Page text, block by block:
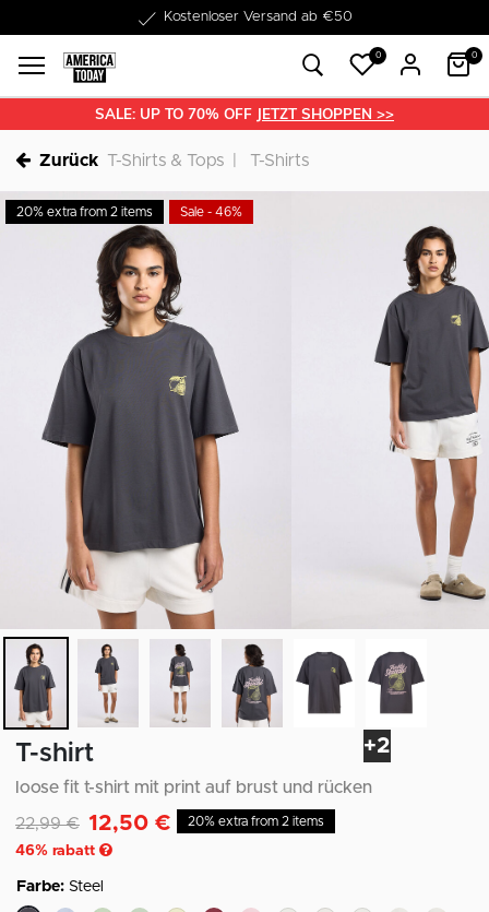
1-3 Werktage Lieferzeit
0 0
SALE: UP TO 70% OFF JETZT SHOPPEN >>
Zurück T-Shirts & Tops T-Shirts
+2
20% extra from 2 items Sale - 46%
T-shirt
loose fit t-shirt mit print auf brust und rücken
Reduziert von
22,99 €auf12,50 €
46% rabatt
20% extra from 2 items
Farbe: Steel